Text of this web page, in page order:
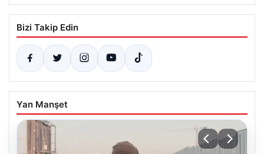
Bizi Takip Edin
Yan Manşet